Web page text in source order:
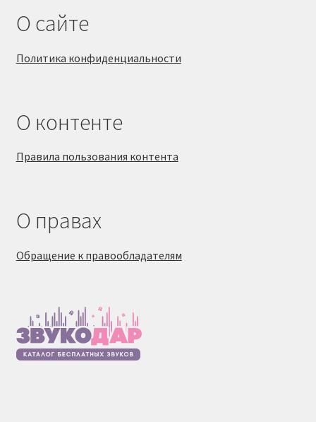
О сайте
Политика конфиденциальности
О контенте
Правила пользования контента
О правах
Обращение к правообладателям